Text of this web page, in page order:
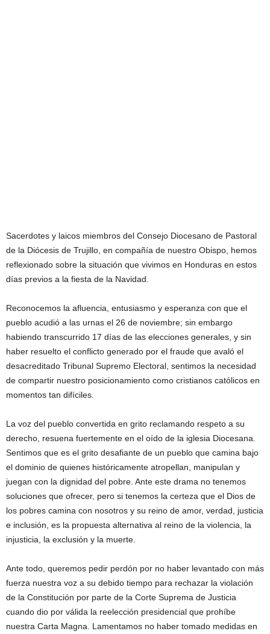
Sacerdotes y laicos miembros del Consejo Diocesano de Pastoral
de la Diócesis de Trujillo, en compañía de nuestro Obispo, hemos
reflexionado sobre la situación que vivimos en Honduras en estos
días previos a la fiesta de la Navidad.
Reconocemos la afluencia, entusiasmo y esperanza con que el
pueblo acudió a las urnas el 26 de noviembre; sin embargo
habiendo transcurrido 17 días de las elecciones generales, y sin
haber resuelto el conflicto generado por el fraude que avaló el
desacreditado Tribunal Supremo Electoral, sentimos la necesidad
de compartir nuestro posicionamiento como cristianos católicos en
momentos tan difíciles.
La voz del pueblo convertida en grito reclamando respeto a su
derecho, resuena fuertemente en el oído de la iglesia Diocesana.
Sentimos que es el grito desafiante de un pueblo que camina bajo
el dominio de quienes históricamente atropellan, manipulan y
juegan con la dignidad del pobre. Ante este drama no tenemos
soluciones que ofrecer, pero si tenemos la certeza que el Dios de
los pobres camina con nosotros y su reino de amor, verdad, justicia
e inclusión, es la propuesta alternativa al reino de la violencia, la
injusticia, la exclusión y la muerte.
Ante todo, queremos pedir perdón por no haber levantado con más
fuerza nuestra voz a su debido tiempo para rechazar la violación
de la Constitución por parte de la Corte Suprema de Justicia
cuando dio por válida la reelección presidencial que prohíbe
nuestra Carta Magna. Lamentamos no haber tomado medidas en